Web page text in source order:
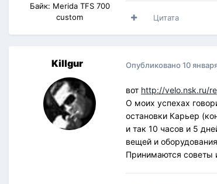
Байк: Merida TFS 700
custom
Цитата
Killgur Опубликовано10
вот http://velo.nsk.ru/
О моих успехах
остановки Карьер
и так 10 часов и 5
вещей и
Принимаются советы